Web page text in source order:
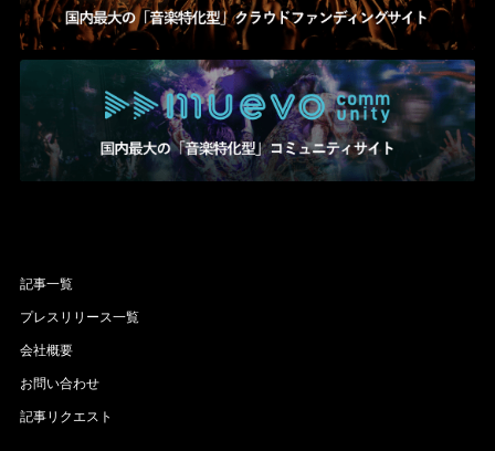
記事一覧
プレスリリース一覧
会社概要
お問い合わせ
記事リクエスト